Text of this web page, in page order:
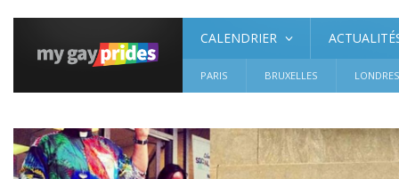
CALENDRIER
PARIS BRUXELLES LONDRES